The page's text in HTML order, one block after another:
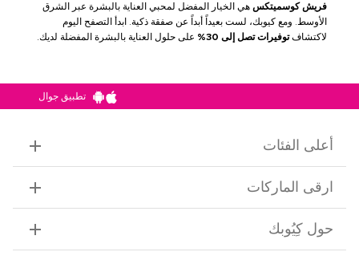
فريش كوسميتكس هي الخيار المفضل لمحبي العناية بالبشرة عبر الشرق
الأوسط. ومع كيوبك، لست بعيداً أبداً عن صفقة ذكية. ابدأ التصفح اليوم
لاكتشافتوفيرات تصل إلى 30% على حلول العناية بالبشرة المفضلة لديك.
تطبيق جوال
أعلى الفئات
ارقى الماركات
حول كِيُوبك